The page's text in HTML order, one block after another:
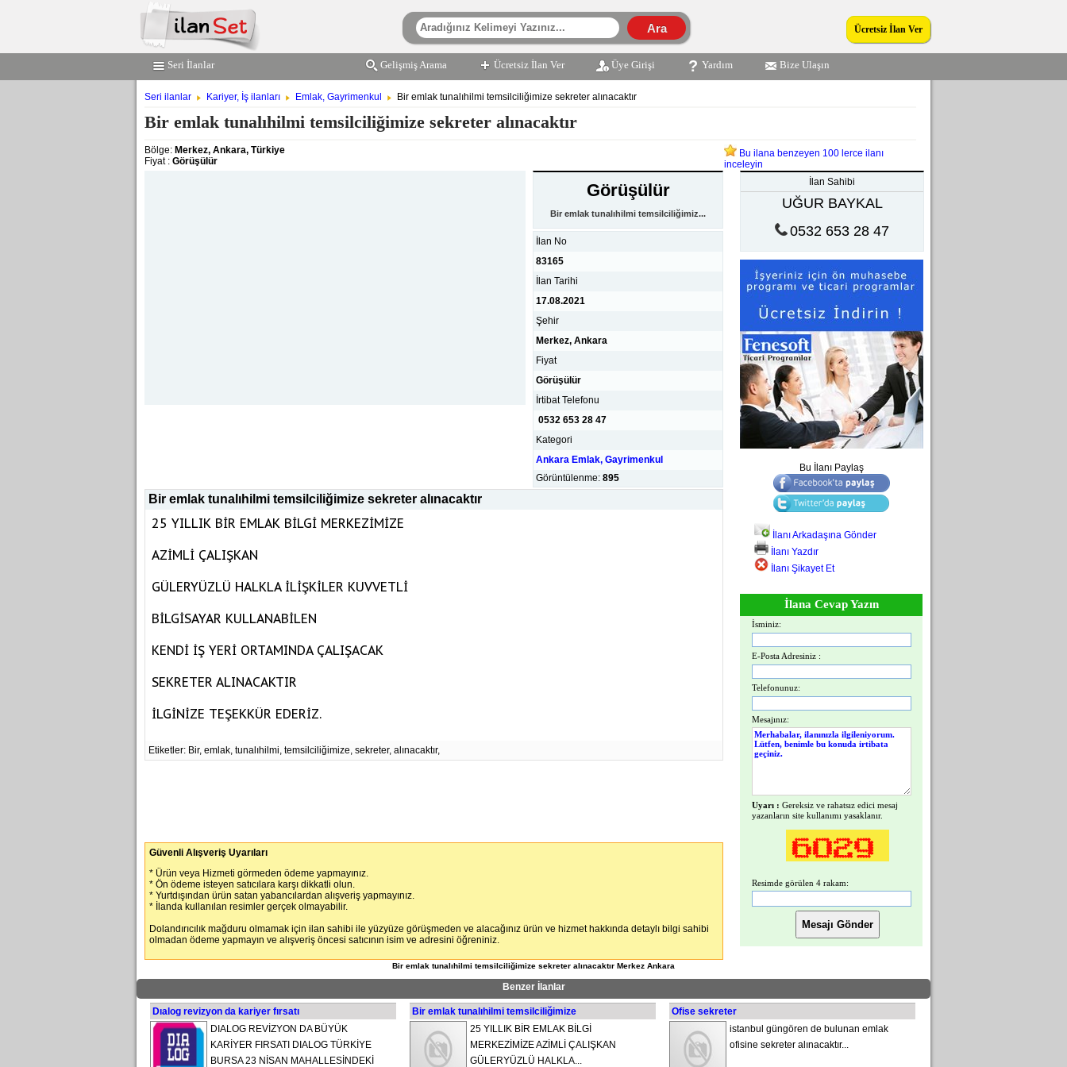
Ücretsiz İlan Ver
Seri İlanlar Gelişmiş Arama Ücretsiz İlan Ver Üye Girişi Yardım Bize Ulaşın
Seri ilanlar Kariyer, İş ilanları Emlak, Gayrimenkul Bir emlak tunalıhilmi temsilciliğimize sekreter alınacaktır
Bir emlak tunalıhilmi temsilciliğimize sekreter alınacaktır
Bölge: Merkez, Ankara, Türkiye
Fiyat : Görüşülür
Bu ilana benzeyen 100 lerce ilanı
inceleyin
Görüşülür
Bir emlak tunalıhilmi temsilciliğimiz...
İlan No
83165
İlan Tarihi
17.08.2021
Şehir
Merkez, Ankara
Fiyat
Görüşülür
İrtibat Telefonu
0532 653 28 47
Kategori
Ankara Emlak, Gayrimenkul
Görüntülenme: 895
Bir emlak tunalıhilmi temsilciliğimize sekreter alınacaktır
25 YILLIK BİR EMLAK BİLGİ MERKEZİMİZE
AZİMLİ ÇALIŞKAN
GÜLERYÜZLÜ HALKLA İLİŞKİLER KUVVETLİ
BİLGİSAYAR KULLANABİLEN
KENDİ İŞ YERİ ORTAMINDA ÇALIŞACAK
SEKRETER ALINACAKTIR
İLGİNİZE TEŞEKKÜR EDERİZ.
Etiketler: Bir, emlak, tunalıhilmi, temsilciliğimize, sekreter, alınacaktır,
Güvenli Alışveriş Uyarıları
* Ürün veya Hizmeti görmeden ödeme yapmayınız.
* Ön ödeme isteyen satıcılara karşı dikkatli olun.
* Yurtdışından ürün satan yabancılardan alışveriş yapmayınız.
* İlanda kullanılan resimler gerçek olmayabilir.
Dolandırıcılık mağduru olmamak için ilan sahibi ile yüzyüze görüşmeden ve alacağınız ürün ve hizmet hakkında detaylı bilgi sahibi
olmadan ödeme yapmayın ve alışveriş öncesi satıcının isim ve adresini öğreniniz.
İlan Sahibi
UĞUR BAYKAL
0532 653 28 47
Bu İlanı Paylaş
İlanı Arkadaşına Gönder
İlanı Yazdır
İlanı Şikayet Et
İlana Cevap Yazın
İsminiz:
E-Posta Adresiniz :
Telefonunuz:
Mesajınız:
Uyarı : Gereksiz ve rahatsız edici mesaj
yazanların site kullanımı yasaklanır.
Resimde görülen 4 rakam:
Bir emlak tunalıhilmi temsilciliğimize sekreter alınacaktır Merkez Ankara
Benzer İlanlar
Dıalog revizyon da kariyer fırsatı
DIALOG REVİZYON DA BÜYÜK
KARİYER FIRSATI DIALOG TÜRKİYE
BURSA 23 NİSAN MAHALLESİNDEKİ
Bir emlak tunalıhilmi temsilciliğimize
25 YILLIK BİR EMLAK BİLGİ
MERKEZİMİZE AZİMLİ ÇALIŞKAN
GÜLERYÜZLÜ HALKLA...
Ofise sekreter
istanbul güngören de bulunan emlak
ofisine sekreter alınacaktır...